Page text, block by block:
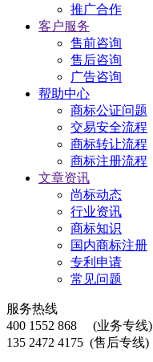
推广合作
客户服务
售前咨询
售后咨询
广告咨询
帮助中心
商标公证问题
交易安全流程
商标转让流程
商标注册流程
文章资讯
尚标动态
行业资讯
商标知识
国内商标注册
专利申请
常见问题
服务热线
400 1552 868
(业务专线)
135 2472 4175 (售后专线)